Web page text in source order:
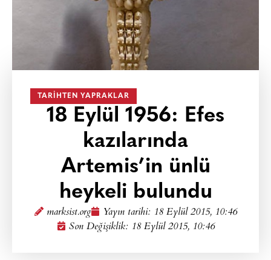
TARIHTEN YAPRAKLAR
18 Eylül 1956: Efes
kazılarında
Artemis’in ünlü
heykeli bulundu
marksist.org Yayın tarihi: 18 Eylül 2015, 10:46
Son Değişiklik: 18 Eylül 2015, 10:46